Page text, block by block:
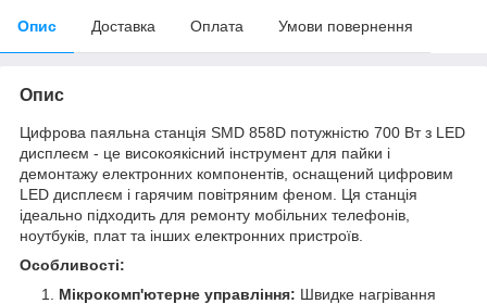
Опис Доставка Оплата Умови повернення
Опис
Цифрова паяльна станція SMD 858D потужністю 700 Вт з LED
дисплеєм - це високоякісний інструмент для пайки і
демонтажу електронних компонентів, оснащений цифровим
LED дисплеєм і гарячим повітряним феном. Ця станція
ідеально підходить для ремонту мобільних телефонів,
ноутбуків, плат та інших електронних пристроїв.
Особливості:
Мікрокомп'ютерне управління: Швидке нагрівання